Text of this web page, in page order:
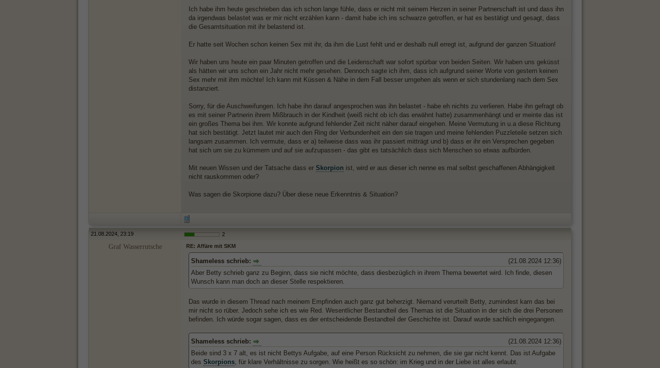
Ich habe ihm heute geschrieben das ich schon lange fühle, dass er nicht mit seinem Herzen in seiner Partnerschaft ist und dass ihn
da irgendwas belastet was er mir nicht erzählen kann - damit habe ich ins schwarze getroffen, er hat es bestätigt und gesagt, dass
die Gesamtsituation mit ihr belastend ist.
Er hatte seit Wochen schon keinen Sex mit ihr, da ihm die Lust fehlt und er deshalb null erregt ist, aufgrund der ganzen Situation!
Wir haben uns heute ein paar Minuten getroffen und die Leidenschaft war sofort spürbar von beiden Seiten. Wir haben uns geküsst
als hätten wir uns schon ein Jahr nicht mehr gesehen. Dennoch sagte ich ihm, dass ich aufgrund seiner Worte von gestern keinen
Sex mehr mit ihm möchte! Ich kann mit Küssen & Nähe in dem Fall besser umgehen als wenn er sich stundenlang nach dem Sex
distanziert.
Sorry, für die Auschweifungen. Ich habe ihn darauf angesprochen was ihn belastet - habe eh nichts zu verlieren. Habe ihn gefragt ob
es mit seiner Partnerin ihrem Mißbrauch in der Kindheit (weiß nicht ob ich das erwähnt hatte) zusammenhängt und er meinte das ist
ein großes Thema bei ihm. Wir konnte aufgrund fehlender Zeit nicht näher darauf eingehen. Meine Vermutung in u.a diese Richtung
hat sich bestätigt. Jetzt lautet mir auch den Ring der Verbundenheit ein den sie tragen und meine fehlenden Puzzleteile setzen sich
langsam zusammen. Ich vermute, dass er a) teilweise dass was ihr passiert mitträgt und b) dass er ihr ein Versprechen gegeben
hat sich um sie zu kümmern und auf sie aufzupassen - das gibt es tatsächlich dass sich Menschen so etwas aufbürden.
Mit neuen Wissen und der Tatsache dass er Skorpion ist, wird er aus dieser ich nenne es mal selbst geschaffenen Abhängigkeit
nicht rauskommen oder?
Was sagen die Skorpione dazu? Über diese neue Erkenntnis & Situation?
21.08.2024, 23:19 2
Graf Wasserrutsche RE: Affäre mit SKM
(21.08.2024 12:36)
Shameless schrieb:
Aber Betty schrieb ganz zu Beginn, dass sie nicht möchte, dass diesbezüglich in ihrem Thema bewertet wird. Ich finde, diesen
Wunsch kann man doch an dieser Stelle respektieren.
Das wurde in diesem Thread nach meinem Empfinden auch ganz gut beherzigt. Niemand verurteilt Betty, zumindest kam das bei
mir nicht so rüber. Jedoch sehe ich es wie Red. Wesentlicher Bestandteil des Themas ist die Situation in der sich die drei Personen
befinden. Ich würde sogar sagen, dass es der entscheidende Bestandteil der Geschichte ist. Darauf wurde sachlich eingegangen.
(21.08.2024 12:36)
Shameless schrieb:
Beide sind 3 x 7 alt, es ist nicht Bettys Aufgabe, auf eine Person Rücksicht zu nehmen, die sie gar nicht kennt. Das ist Aufgabe
des Skorpions , für klare Verhältnisse zu sorgen. Wie heißt es so schön: im Krieg und in der Liebe ist alles erlaubt.